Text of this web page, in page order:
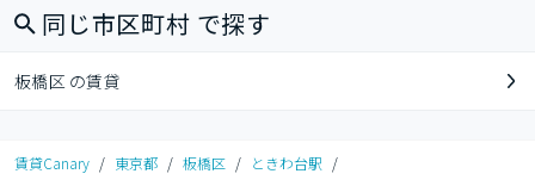
同じ市区町村 で探す
板橋区 の賃貸
賃貸Canary / 東京都 / 板橋区 / ときわ台駅 /